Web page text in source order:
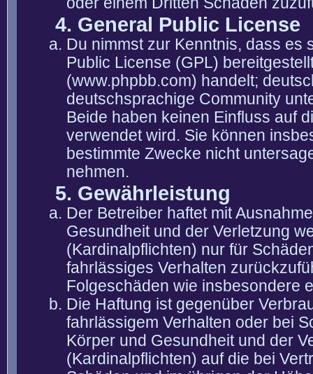
4. General Public License
Du nimmst zur Kenntnis, dass es
Public License (GPL)
(www.phpbb.com) handelt;
deutschsprachige Community
Beide haben keinen Einfluss auf
verwendet wird. Sie können
bestimmte Zwecke nicht
nehmen.
5. Gewährleistung
Der Betreiber haftet mit
Gesundheit und der Verletzung
(Kardinalpflichten) nur für
fahrlässiges Verhalten
Folgeschäden wie insbesondere
Die Haftung ist gegenüber
fahrlässigem Verhalten oder bei
Körper und Gesundheit und der
(Kardinalpflichten) auf die bei